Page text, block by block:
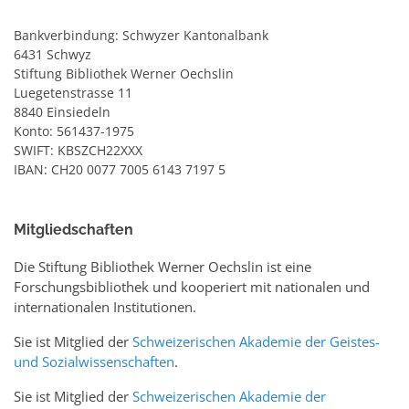
Bankverbindung: Schwyzer Kantonalbank
6431 Schwyz
Stiftung Bibliothek Werner Oechslin
Luegetenstrasse 11
8840 Einsiedeln
Konto: 561437-1975
SWIFT: KBSZCH22XXX
IBAN: CH20 0077 7005 6143 7197 5
Mitgliedschaften
Die Stiftung Bibliothek Werner Oechslin ist eine
Forschungsbibliothek und kooperiert mit nationalen und
internationalen Institutionen.
Sie ist Mitglied der Schweizerischen Akademie der Geistes-
und Sozialwissenschaften.
Sie ist Mitglied der Schweizerischen Akademie der